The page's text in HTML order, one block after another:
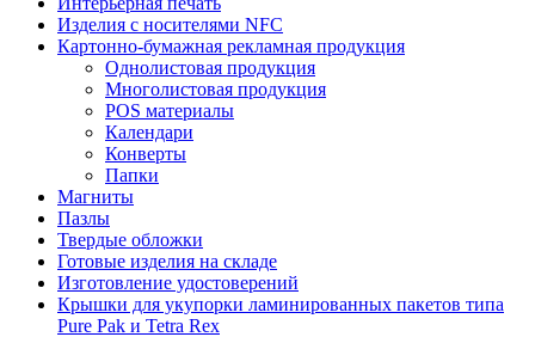
Изделия с носителями NFC
Картонно-бумажная рекламная продукция
Однолистовая продукция
Многолистовая продукция
POS материалы
Календари
Конверты
Папки
Магниты
Пазлы
Твердые обложки
Готовые изделия на складе
Изготовление удостоверений
Крышки для укупорки ламинированных пакетов типа
Pure Pak и Tetra Rex